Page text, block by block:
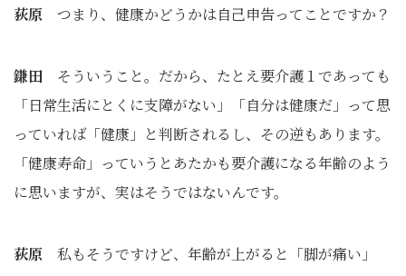
荻原 つまり、健康かどうかは自己申告ってことですか？
鎌田 そういうこと。だから、たとえ要介護１であっても
「日常生活にとくに支障がない」「自分は健康だ」って思
っていれば「健康」と判断されるし、その逆もあります。
「健康寿命」っていうとあたかも要介護になる年齢のよう
に思いますが、実はそうではないんです。
荻原 私もそうですけど、年齢が上がると「脚が痛い」